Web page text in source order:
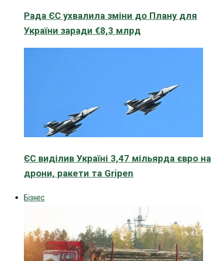
Рада ЄС ухвалила зміни до Плану для
України заради €8,3 млрд
ЄС виділив Україні 3,47 мільярда євро на
дрони, ракети та Gripen
Бізнес